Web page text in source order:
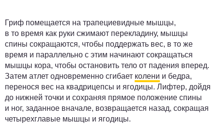
Гриф помещается на трапециевидные мышцы,
в то время как руки сжимают перекладину, мышцы
спины сокращаются, чтобы поддержать вес, в то же
время и параллельно с этим начинают сокращаться
мышцы кора, чтобы остановить тело от падения вперед.
Затем атлет одновременно сгибает колени и бедра,
перенося вес на квадрицепсы и ягодицы. Лифтер, дойдя
до нижней точки и сохраняя прямое положение спины
и ног, заданное вначале, возвращается назад, сокращая
четырехглавые мышцы и ягодицы.